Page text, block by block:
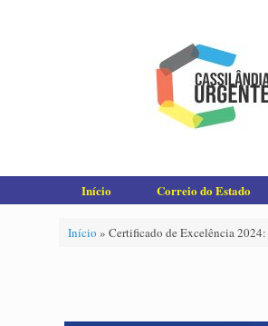
Início Correio do Estado
Início » Certificado de Excelência